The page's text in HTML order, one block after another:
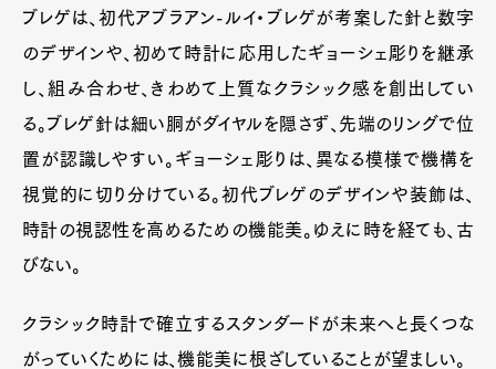
ブレゲは、初代アブラアン-ルイ・ブレゲが考案した針と数字
のデザインや、初めて時計に応用したギョーシェ彫りを継承
し、組み合わせ、きわめて上質なクラシック感を創出してい
る。ブレゲ針は細い胴がダイヤルを隠さず、先端のリングで位
置が認識しやすい。ギョーシェ彫りは、異なる模様で機構を
視覚的に切り分けている。初代ブレゲのデザインや装飾は、
時計の視認性を高めるための機能美。ゆえに時を経ても、古
びない。
クラシック時計で確立するスタンダードが未来へと長くつな
がっていくためには、機能美に根ざしていることが望ましい。